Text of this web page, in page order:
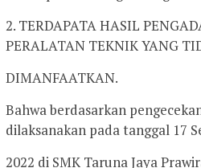
2. TERDAPATA HASIL
PERALATAN TEKNIK YANG
DIMANFAATKAN.
Bahwa berdasarkan
dilaksanakan pada tanggal 17
2022 di SMK Taruna Jaya